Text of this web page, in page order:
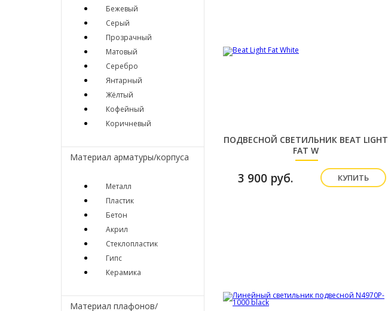
Бежевый
Серый
Прозрачный
Матовый
Серебро
Янтарный
Жёлтый
Кофейный
Коричневый
Материал арматуры/корпуса
Металл
Пластик
Бетон
Акрил
Стеклопластик
Гипс
Керамика
Материал плафонов/
ПОДВЕСНОЙ СВЕТИЛЬНИК BEAT LIGHT
FAT W
3 900 руб. КУПИТЬ